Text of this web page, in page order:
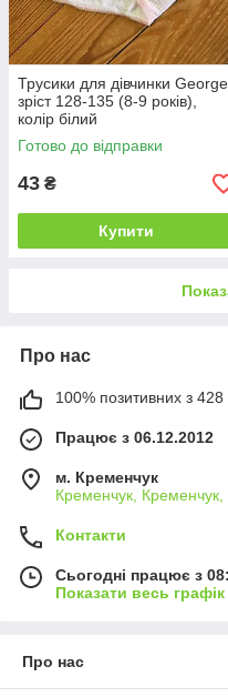
Трусики для дівчинки
зріст 128-135 (8-9 років),
колір білий
Готово до відправки
43 ₴
Купити
Про нас
100% позитивних з 428
Працює з 06.12.2012
м. Кременчук
Кременчук, Кременчук,
Контакти
Сьогодні працює з
Показати весь
Про нас